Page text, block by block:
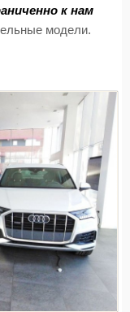
к нам
модели.